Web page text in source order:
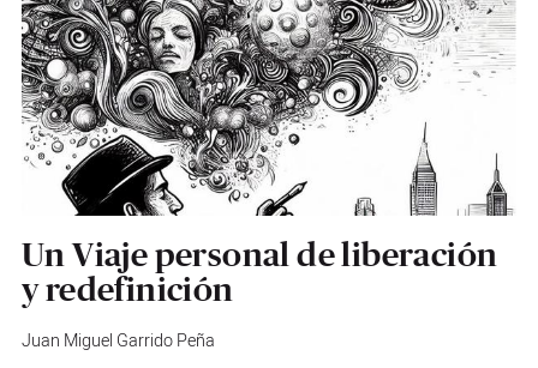
Un Viaje personal de liberación
y redefinición
Juan Miguel Garrido Peña